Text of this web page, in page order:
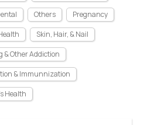
Others
Pregnancy
Skin, Hair, & Nail
& Other Addiction
& Immunnization
Health